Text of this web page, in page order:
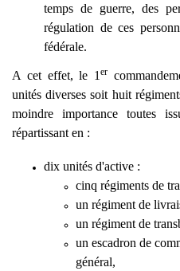
temps de guerre, des
régulation de ces
fédérale.
A cet effet, le 1er
unités diverses soit huit
moindre importance toutes
répartissant en :
dix unités d'active :
cinq régiments de
un régiment de
un régiment de
un escadron de
général,